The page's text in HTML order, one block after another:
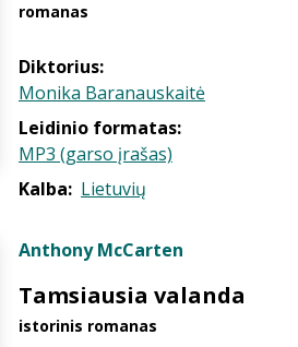
romanas
Diktorius:
Monika Baranauskaitė
Leidinio formatas:
MP3 (garso įrašas)
Kalba: Lietuvių
Anthony McCarten
Tamsiausia valanda
istorinis romanas